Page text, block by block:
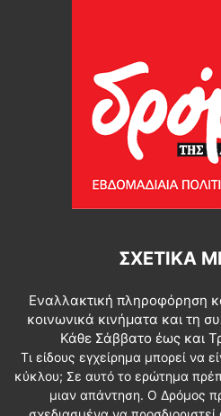
ΣΧΕΤΙΚΆ
Εναλλακτική πληροφόρηση
κοινωνικά κινήματα και τη
Κάθε Σάββατο έως και
Τι είδους εγχείρημα μπορεί να
κύκλου; Σε αυτό το ερώτημα
μιαν απάντηση. Ο Δρόμος